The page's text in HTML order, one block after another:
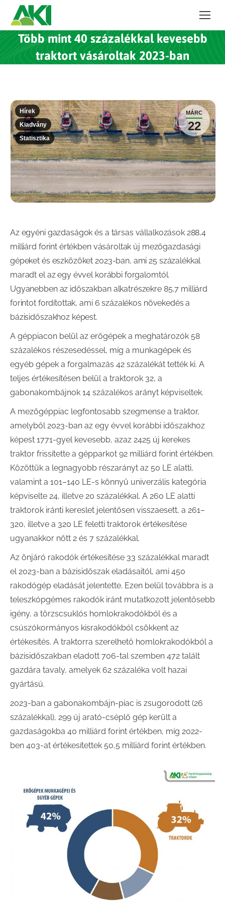
Több mint 40 százalékkal kevesebb
traktort vásároltak 2023-ban
MÁRC
22
Hírek
Kiadvány
Statisztika
Az egyéni gazdaságok és a társas vállalkozások 288,4
milliárd forint értékben vásároltak új mezőgazdasági
gépeket és eszközöket 2023-ban, ami 25 százalékkal
maradt el az egy évvel korábbi forgalomtól.
Ugyanebben az időszakban alkatrészekre 85,7 milliárd
forintot fordítottak, ami 6 százalékos növekedés a
bázisidőszakhoz képest.
A géppiacon belül az erőgépek a meghatározók 58
százalékos részesedéssel, míg a munkagépek és
egyéb gépek a forgalmazás 42 százalékát tették ki. A
teljes értékesítésen belül a traktorok 32, a
gabonakombájnok 14 százalékos arányt képviseltek.
A mezőgéppiac legfontosabb szegmense a traktor,
amelyből 2023-ban az egy évvel korábbi időszakhoz
képest 1771-gyel kevesebb, azaz 2425 új kerekes
traktor frissítette a gépparkot 92 milliárd forint értékben.
Közöttük a legnagyobb részarányt az 50 LE alatti,
valamint a 101–140 LE-s könnyű univerzális kategória
képviselte 24, illetve 20 százalékkal. A 260 LE alatti
traktorok iránti kereslet jelentősen visszaesett, a 261–
320, illetve a 320 LE feletti traktorok értékesítése
ugyanakkor nőtt 2 és 7 százalékkal.
Az önjáró rakodók értékesítése 33 százalékkal maradt
el 2023-ban a bázisidőszak eladásaitól, ami 450
rakodógép eladását jelentette. Ezen belül továbbra is a
teleszkópgémes rakodók iránt mutatkozott jelentősebb
igény, a törzscsuklós homlokrakodókból és a
csúszókormányos kisrakodókból csökkent az
értékesítés. A traktorra szerelhető homlokrakodókból a
bázisidőszakban eladott 706-tal szemben 472 talált
gazdára tavaly, amelyek 62 százaléka volt hazai
gyártású.
2023-ban a gabonakombájn-piac is zsugorodott (26
százalékkal), 299 új arató-cséplő gép került a
gazdaságokba 40 milliárd forint értékben, míg 2022-
ben 403-at értékesítettek 50,5 milliárd forint értékben.